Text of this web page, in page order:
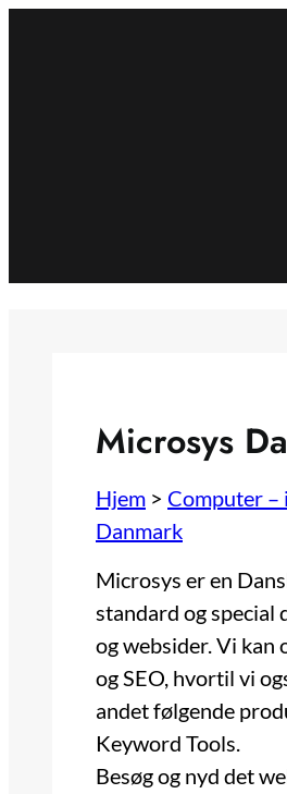
Microsys
Hjem > Computer –
Danmark
Microsys er en
standard og special
og websider. Vi kan
og SEO, hvortil vi
andet følgende
Keyword Tools.
Besøg og nyd det